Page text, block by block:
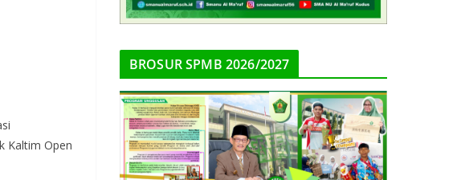
Kaltim Open
BROSUR SPMB 2026/2027